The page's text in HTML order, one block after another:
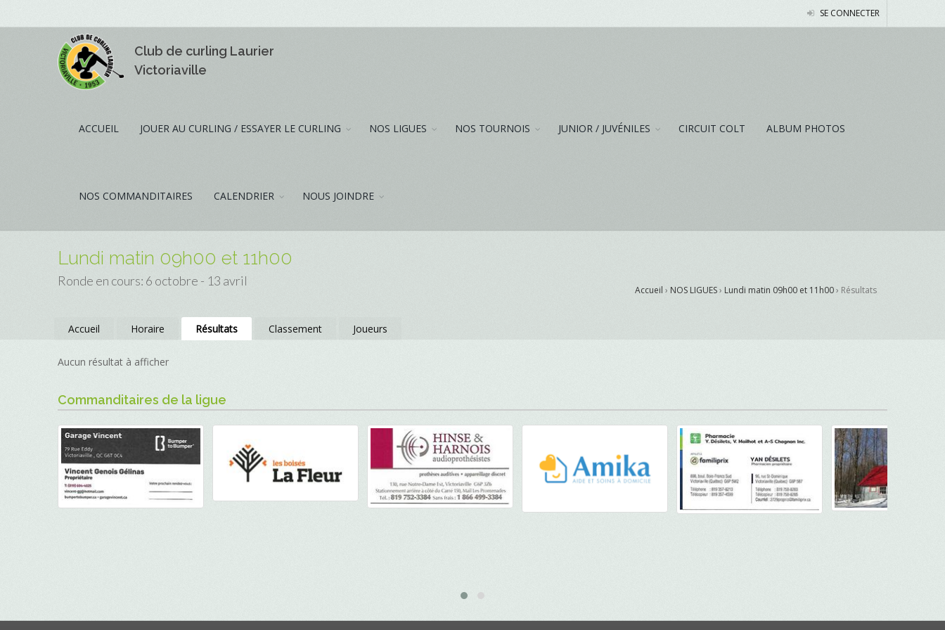
SE CONNECTER
Club de curling Laurier
Victoriaville
ACCUEIL JOUER AU CURLING / ESSAYER LE CURLING NOS LIGUES NOS TOURNOIS JUNIOR / JUVÉNILES CIRCUIT COLT ALBUM PHOTOS
NOS COMMANDITAIRES CALENDRIER NOUS JOINDRE
Lundi matin 09h00 et 11h00
Ronde en cours: 6 octobre - 13 avril
Accueil › NOS LIGUES› Lundi matin 09h00 et 11h00› Résultats
Accueil Horaire Résultats Classement Joueurs
Aucun résultat à afficher
Commanditaires de la ligue